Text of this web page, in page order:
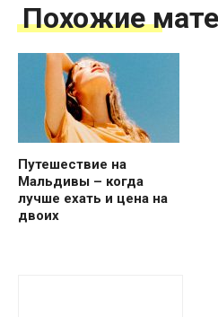
Похожие
Путешествие на
Мальдивы – когда
лучше ехать и цена на
двоих